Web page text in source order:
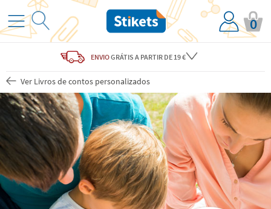
0
ENVIOGRÁTIS A PARTIR DE 19 €
Ver Livros de contos personalizados